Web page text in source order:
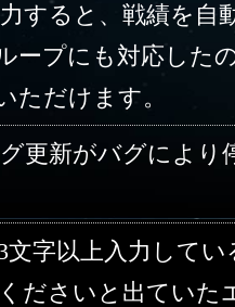
すると、戦績を自
ープにも対応した
ただけます。
更新がバグにより
文字以上入力して
ださいと出ていた